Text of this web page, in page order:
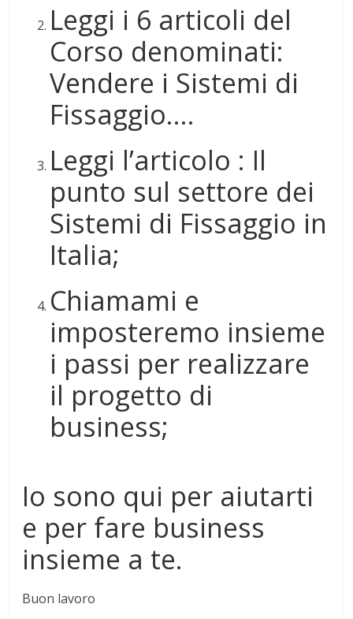
Leggi i 6 articoli del
Corso denominati:
Vendere i Sistemi di
Fissaggio….
Leggi l’articolo : Il
punto sul settore dei
Sistemi di Fissaggio in
Italia;
Chiamami e
imposteremo insieme
i passi per realizzare
il progetto di
business;
Io sono qui per aiutarti
e per fare business
insieme a te.
Buon lavoro